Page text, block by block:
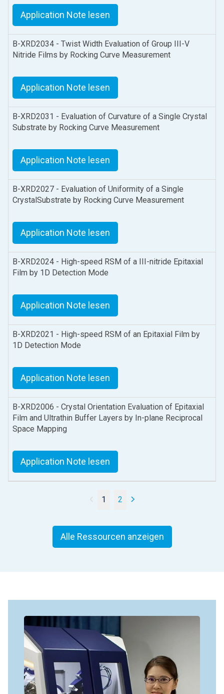
Application Note lesen
B-XRD2034 - Twist Width Evaluation of Group III-V
Nitride Films by Rocking Curve Measurement
Application Note lesen
B-XRD2031 - Evaluation of Curvature of a Single Crystal
Substrate by Rocking Curve Measurement
Application Note lesen
B-XRD2027 - Evaluation of Uniformity of a Single
CrystalSubstrate by Rocking Curve Measurement
Application Note lesen
B-XRD2024 - High-speed RSM of a III-nitride Epitaxial
Film by 1D Detection Mode
Application Note lesen
B-XRD2021 - High-speed RSM of an Epitaxial Film by
1D Detection Mode
Application Note lesen
B-XRD2006 - Crystal Orientation Evaluation of Epitaxial
Film and Ultrathin Buffer Layers by In-plane Reciprocal
Space Mapping
Application Note lesen
1 2
Alle Ressourcen anzeigen